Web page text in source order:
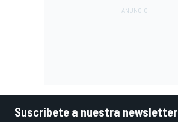
Suscríbete a nuestra newsletter